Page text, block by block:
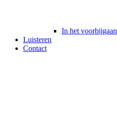
In het voorbijgaan
Luisteren
Contact